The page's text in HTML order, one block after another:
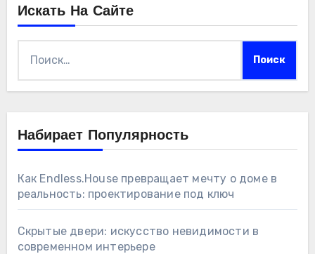
Искать На Сайте
Набирает Популярность
Как Endless.House превращает мечту о доме в
реальность: проектирование под ключ
Скрытые двери: искусство невидимости в
современном интерьере